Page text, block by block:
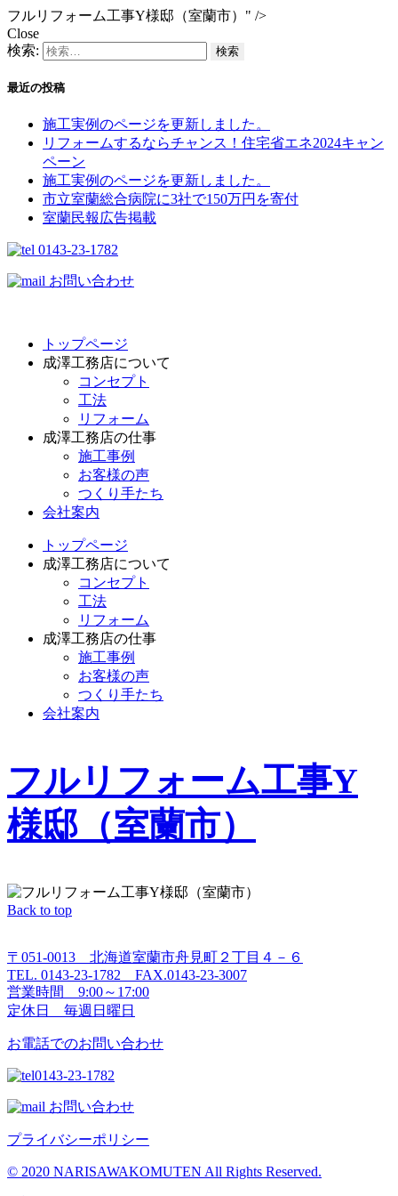
フルリフォーム工事Y様邸（室蘭市）" />
Close
検索:
最近の投稿
施工実例のページを更新しました。
リフォームするならチャンス！住宅省エネ2024キャン
ペーン​
施工実例のページを更新しました。
市立室蘭総合病院に3社で150万円を寄付
室蘭民報広告掲載
0143-23-1782
お問い合わせ
トップページ
成澤工務店について
コンセプト
工法
リフォーム
成澤工務店の仕事
施工事例
お客様の声
つくり手たち
会社案内
トップページ
成澤工務店について
コンセプト
工法
リフォーム
成澤工務店の仕事
施工事例
お客様の声
つくり手たち
会社案内
フルリフォーム工事Y
様邸（室蘭市）
Back to top
〒051-0013 北海道室蘭市舟見町２丁目４－６
TEL. 0143-23-1782 FAX.0143-23-3007
営業時間 9:00～17:00
定休日 毎週日曜日
お電話でのお問い合わせ
0143-23-1782
お問い合わせ
プライバシーポリシー
© 2020 NARISAWAKOMUTEN All Rights Reserved.